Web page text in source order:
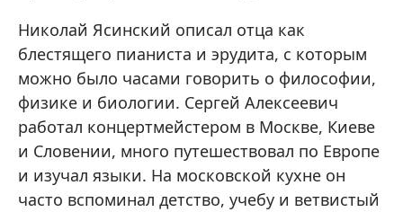
Николай Ясинский описал отца как
блестящего пианиста и эрудита, с которым
можно было часами говорить о философии,
физике и биологии. Сергей Алексеевич
работал концертмейстером в Москве, Киеве
и Словении, много путешествовал по Европе
и изучал языки. На московской кухне он
часто вспоминал детство, учебу и ветвистый